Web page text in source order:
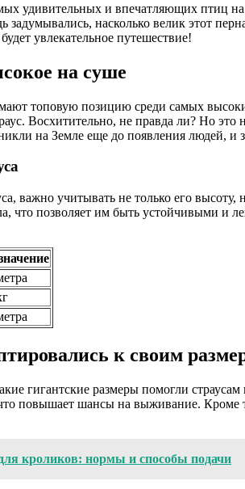
удивительных и впечатляющих птиц
задумывались, насколько велик этот
увлекательное путешествие!
на суше
топовую позицию среди самых
Восхитительно, не правда ли? Но
на Земле еще до появления людей, и
важно учитывать не только его
что позволяет им быть устойчивыми и
к своим
гигантские размеры помогли
повышает шансы на выживание. Кроме
кроликов: нормы и способы подачи